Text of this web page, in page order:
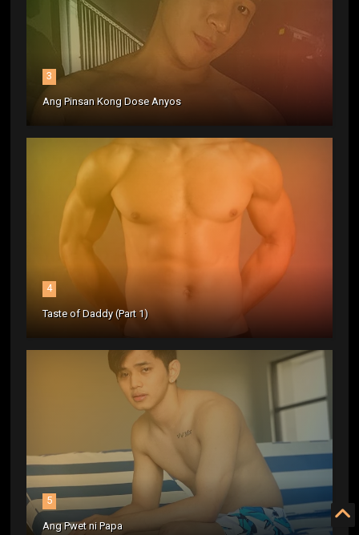
3
Ang Pinsan Kong Dose Anyos
4
Taste of Daddy (Part 1)
5
Ang Pwet ni Papa